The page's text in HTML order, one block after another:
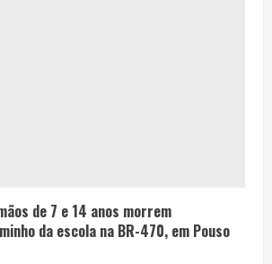
de 7 e 14 anos morrem
da escola na BR-470, em Pouso